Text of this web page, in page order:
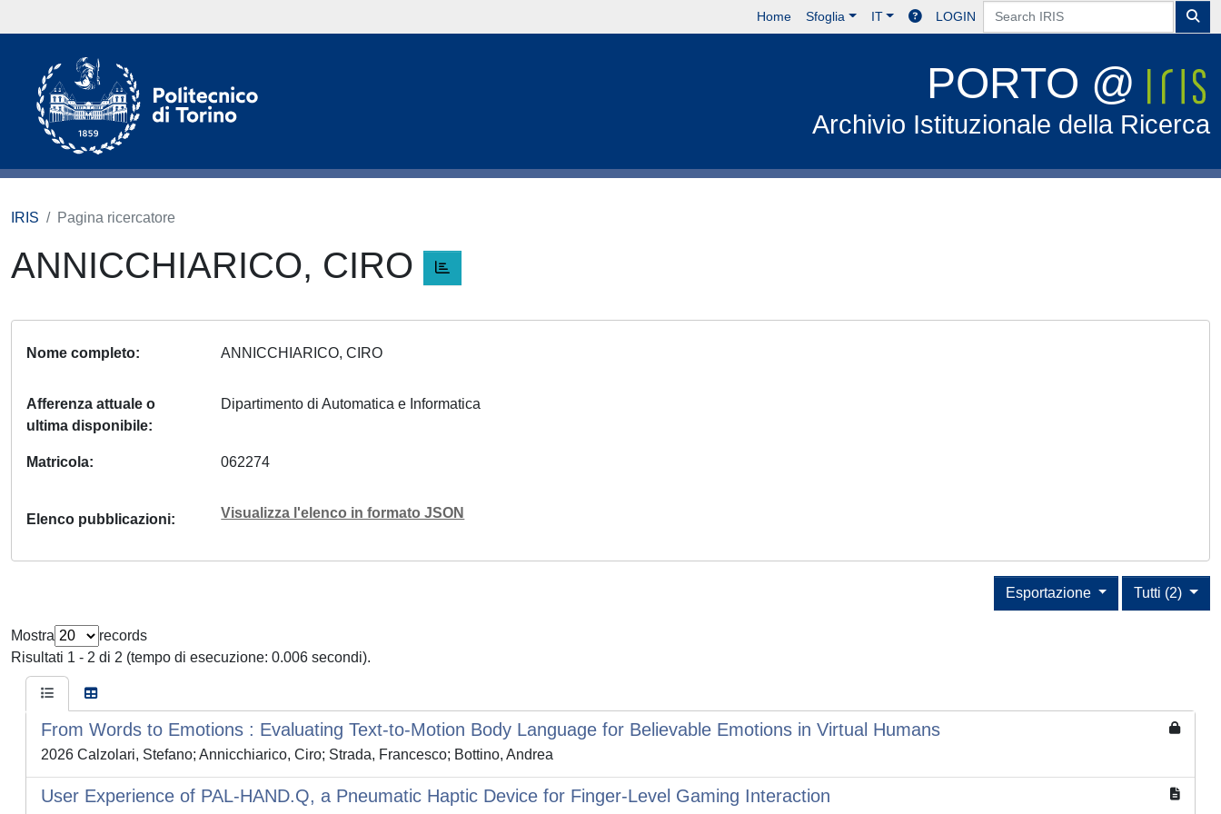
Home Sfoglia IT LOGIN
PORTO @
Archivio Istituzionale della Ricerca
IRIS Pagina ricercatore
ANNICCHIARICO, CIRO
Nome completo ANNICCHIARICO, CIRO
Afferenza attuale o
ultima disponibile
Dipartimento di Automatica e Informatica
Matricola 062274
Elenco pubblicazioni Visualizza l'elenco in formato JSON
Tutti (2)
Esportazione
Mostra
records
Risultati 1 - 2 di 2 (tempo di esecuzione: 0.006 secondi).
From Words to Emotions : Evaluating Text-to-Motion Body Language for Believable Emotions in Virtual Humans
2026 Calzolari, Stefano; Annicchiarico, Ciro; Strada, Francesco; Bottino, Andrea
User Experience of PAL-HAND.Q, a Pneumatic Haptic Device for Finger-Level Gaming Interaction